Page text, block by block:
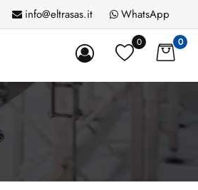
info@eltrasas.it WhatsApp
0 0